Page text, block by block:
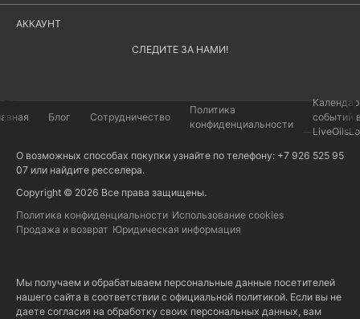
АККАУНТ
СЛЕДИТЕ ЗА НАМИ!
Блог Сотрудничество
Политика
конфиденциальности
событий
О возможных способах покупки узнайте по телефону: +7 926 525 95
07 или найдите ресселера.
Copyright © 2026 Все права защищены.
Политика конфиденциальности Использование cookies
Продажа и возврат Юридическая информация
Мы получаем и обрабатываем персональные данные посетителей
нашего сайта в соответствии с официальной политикой. Если вы не
даете согласия на обработку своих персональных данных, вам